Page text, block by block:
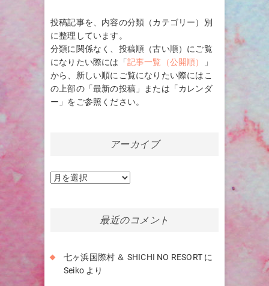
投稿記事を、内容の分類（カテゴリー）別
に整理しています。
分類に関係なく、投稿順（古い順）にご覧
になりたい際には「記事一覧（公開順）
」
から、新しい順にご覧になりたい際にはこ
の上部の「最新の投稿」または「カレンダ
ー」をご参照ください。
アーカイブ
ア
最近のコメント
七ヶ浜国際村 ＆ SHICHI NO RESORT に
Seiko より